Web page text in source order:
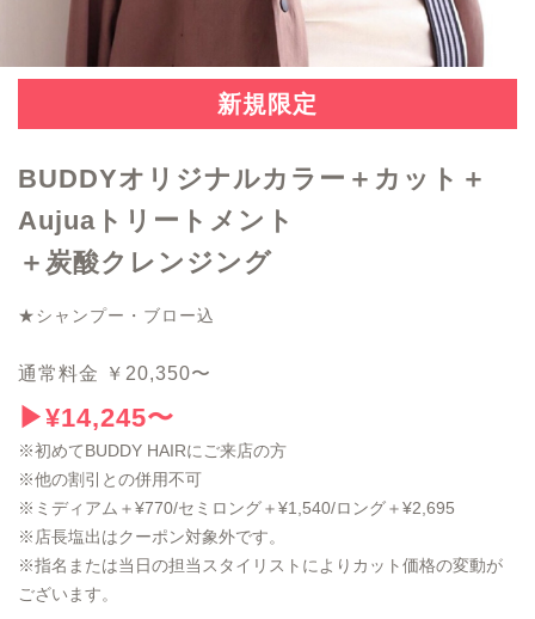
新規限定
BUDDYオリジナルカラー＋カット＋
Aujuaトリートメント
＋炭酸クレンジング
★シャンプー・ブロー込
通常料金 ￥20,350〜
▶︎¥14,245〜
※初めてBUDDY HAIRにご来店の方
※他の割引との併用不可
※ミディアム＋¥770/セミロング＋¥1,540/ロング＋¥2,695
※店長塩出はクーポン対象外です。
※指名または当日の担当スタイリストによりカット価格の変動が
ございます。